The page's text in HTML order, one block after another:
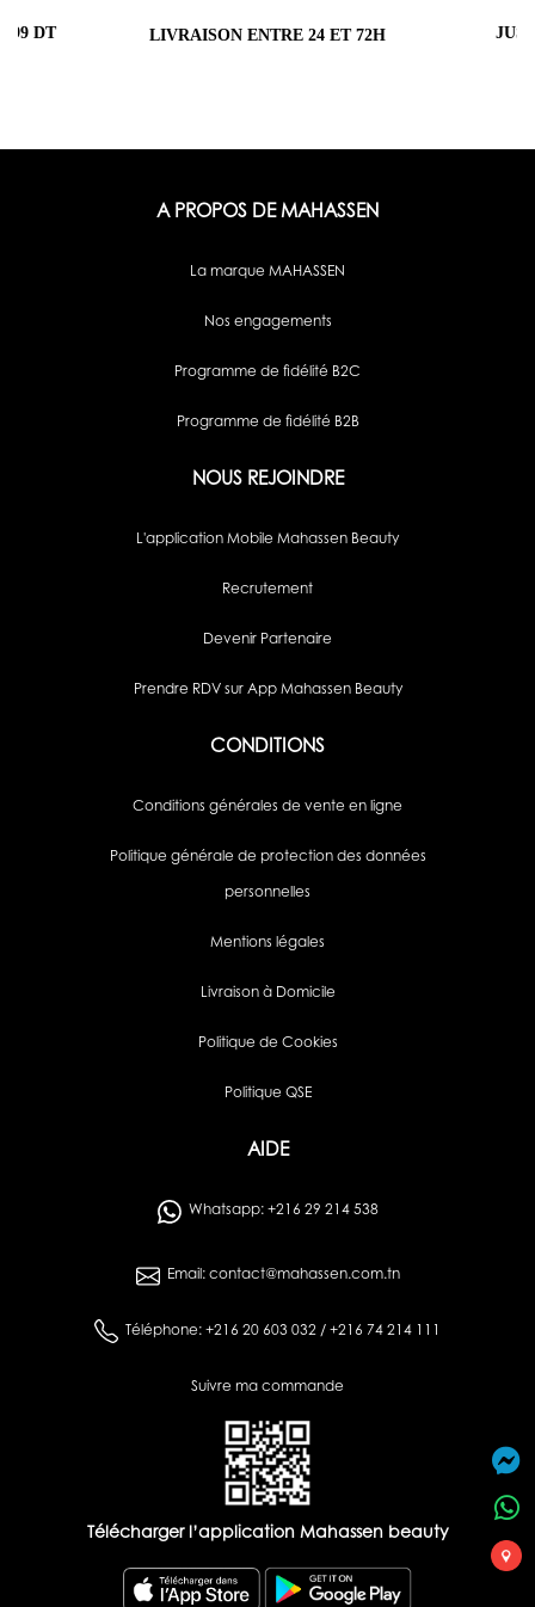
99 DT LIVRAISON ENTRE 24 ET 72H
A PROPOS DE MAHASSEN
La marque MAHASSEN
Nos engagements
Programme de fidélité B2C
Programme de fidélité B2B
NOUS REJOINDRE
L'application Mobile Mahassen Beauty
Recrutement
Devenir Partenaire
Prendre RDV sur App Mahassen Beauty
CONDITIONS
Conditions générales de vente en ligne
Politique générale de protection des données
personnelles
Mentions légales
Livraison à Domicile
Politique de Cookies
Politique QSE
AIDE
Whatsapp: +216 29 214 538
Email: contact@mahassen.com.tn
Téléphone: +216 20 603 032 / +216 74 214 111
Suivre ma commande
Télécharger l’application Mahassen beauty